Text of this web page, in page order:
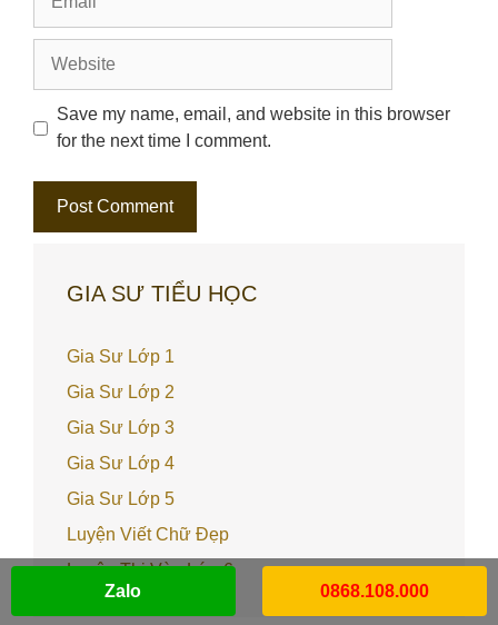
Save my name, email, and website in this browser
for the next time I comment.
GIA SƯ TIỂU HỌC
Gia Sư Lớp 1
Gia Sư Lớp 2
Gia Sư Lớp 3
Gia Sư Lớp 4
Gia Sư Lớp 5
Luyện Viết Chữ Đẹp
Luyện Thi Vào Lớp 6
Zalo
0868.108.000